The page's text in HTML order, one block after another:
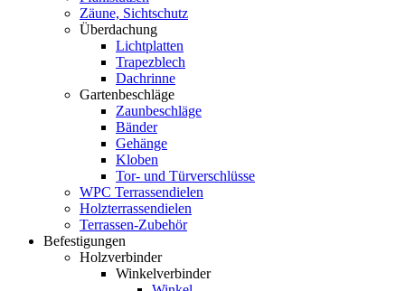
Zäune, Sichtschutz
Überdachung
Lichtplatten
Trapezblech
Dachrinne
Gartenbeschläge
Zaunbeschläge
Bänder
Gehänge
Kloben
Tor- und Türverschlüsse
WPC Terrassendielen
Holzterrassendielen
Terrassen-Zubehör
Befestigungen
Holzverbinder
Winkelverbinder